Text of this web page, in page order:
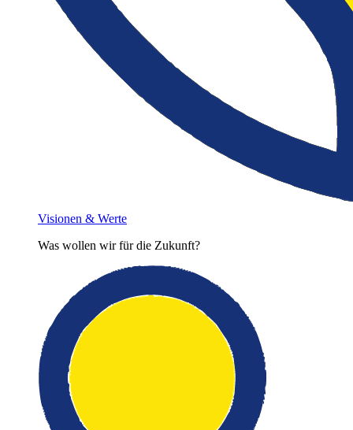
Visionen & Werte
Was wollen wir für die Zukunft?